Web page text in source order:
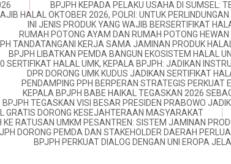
BPJPH KEPADA PELAKU USAHA DI SUMSEL:
HALAL OKTOBER 2026, POLRI: UNTUK
INI JENIS PRODUK YANG WAJIB BERSERTIFIKAT
RUMAH POTONG AYAM DAN RUMAH POTONG
TANDATANGANI KERJA SAMA JAMINAN PRODUK
BPJPH LIBATKAN PEMDA BANGUN EKOSISTEM HALAL
SERTIFIKAT HALAL UMK, KEPALA BPJPH: JADIKAN
DPR DORONG UMK KUDUS JADIKAN SERTIFIKAT
PENDAMPING PPH BERPERAN STRATEGIS PERKUAT
KEPALA BPJPH BABE HAIKAL TEGASKAN 2026
BPJPH TEGASKAN VISI BESAR PRESIDEN PRABOWO
GRATIS DORONG KESEJAHTERAAN MASYARAKAT
KE RATUSAN UMKM PESANTREN: SISTEM JAMINAN
DORONG PEMDA DAN STAKEHOLDER DAERAH
BPJPH PERKUAT DIALOG DENGAN UNI EROPA